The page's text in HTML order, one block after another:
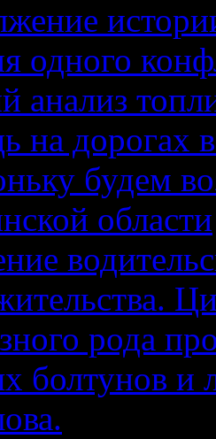
одного
анализ
на дорогах
будем
области
рода
болтунов и